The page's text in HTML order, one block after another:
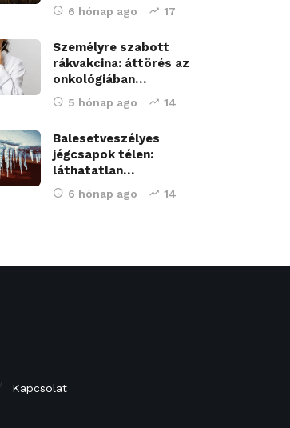
6 hónap ago 17
Személyre szabott
rákvakcina: áttörés az
onkológiában…
5 hónap ago 14
Balesetveszélyes
jégcsapok télen:
láthatatlan…
6 hónap ago 14
Kapcsolat